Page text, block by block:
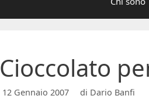
Cioccolato
12 Gennaio 2007 di Dario Banfi